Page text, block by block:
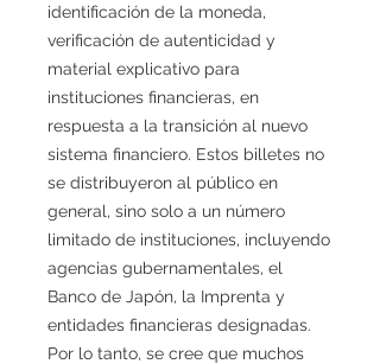
identificación de la moneda,
verificación de autenticidad y
material explicativo para
instituciones financieras, en
respuesta a la transición al nuevo
sistema financiero. Estos billetes no
se distribuyeron al público en
general, sino solo a un número
limitado de instituciones, incluyendo
agencias gubernamentales, el
Banco de Japón, la Imprenta y
entidades financieras designadas.
Por lo tanto, se cree que muchos